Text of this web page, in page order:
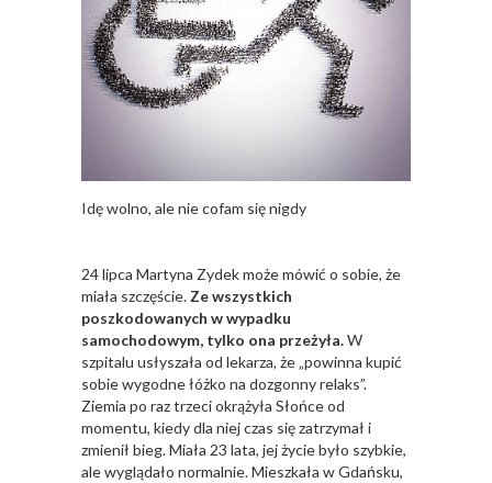
Idę wolno, ale nie cofam się nigdy
24 lipca Martyna Zydek może mówić o sobie, że
miała szczęście. Ze wszystkich
poszkodowanych w wypadku
samochodowym, tylko ona przeżyła.W
szpitalu usłyszała od lekarza, że „powinna kupić
sobie wygodne łóżko na dozgonny relaks”.
Ziemia po raz trzeci okrążyła Słońce od
momentu, kiedy dla niej czas się zatrzymał i
zmienił bieg. Miała 23 lata, jej życie było szybkie,
ale wyglądało normalnie. Mieszkała w Gdańsku,